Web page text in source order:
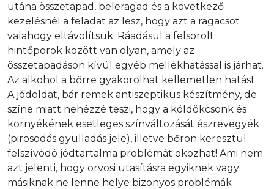
utána összetapad, beleragad és a következő
kezelésnél a feladat az lesz, hogy azt a ragacsot
valahogy eltávolítsuk. Ráadásul a felsorolt
hintőporok között van olyan, amely az
összetapadáson kívül egyéb mellékhatással is járhat.
Az alkohol a bőrre gyakorolhat kellemetlen hatást.
A jódoldat, bár remek antiszeptikus készítmény, de
színe miatt nehézzé teszi, hogy a köldökcsonk és
környékének esetleges színváltozását észrevegyék
(pirosodás gyulladás jele), illetve bőrön keresztül
felszívódó jódtartalma problémát okozhat! Ami nem
azt jelenti, hogy orvosi utasításra egyiknek vagy
másiknak ne lenne helye bizonyos problémák